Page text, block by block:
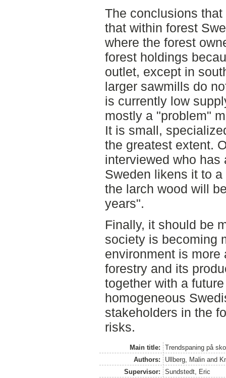
The conclusions
that within forest
where the forest
forest holdings
outlet, except in
larger sawmills do
is currently low
mostly a "problem"
It is small,
the greatest extent.
interviewed who
Sweden likens it to
the larch wood will
years".
Finally, it should be
society is becoming
environment is
forestry and its
together with a
homogeneous
stakeholders in the
risks.
Main title:
Trendspaning på
Authors:
Ullberg, Malin and
Supervisor:
Sundstedt, Eric